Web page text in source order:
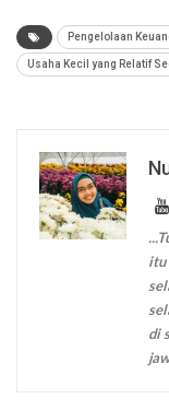
Pengelolaan
Usaha Kecil yang Relatif
itu
di